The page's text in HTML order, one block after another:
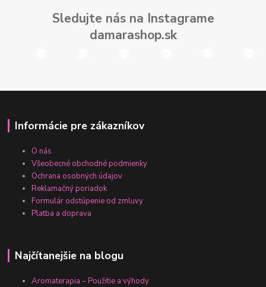
Sledujte nás na Instagrame
damarashop.sk
Informácie pre zákazníkov
O nás
Všeobecné obchodné podmienky
Ochrana osobných údajov
Reklamačný poriadok
Formulár odstúpenie od zmluvy
Platba a doprava
Najčítanejšie na blogu
Aromaterapia – Použitie a výhody